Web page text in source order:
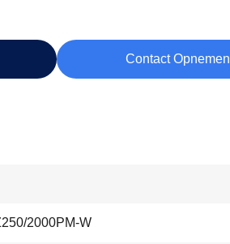
Contact Opnemen
2000PM-W